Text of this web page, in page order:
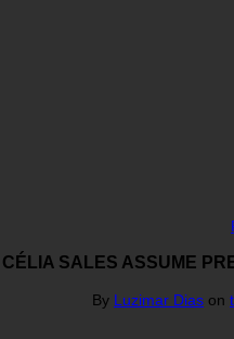
SALES ASSUME
By Luzimar Dias on